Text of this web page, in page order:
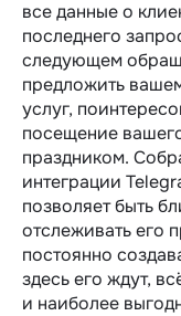
все данные о
последнего
следующем
предложить
услуг,
посещение
праздником.
интеграции
позволяет быть
отслеживать его
постоянно
здесь его ждут,
и наиболее